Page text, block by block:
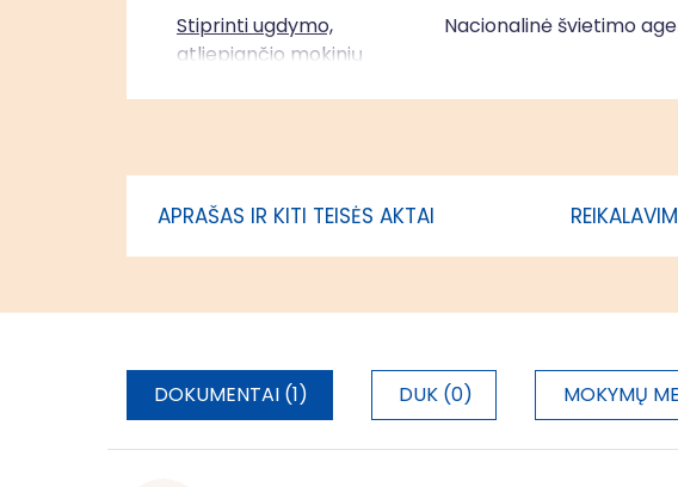
Stiprinti ugdymo,
atliepiančio mokinių
Nacionalinė švietimo
amžių ir poreikius,
kokybę Vidurio ir vakarų
amžių ir poreikius,
kokybę Sostinės regione
APRAŠAS IR KITI TEISĖS AKTAI
DOKUMENTAI (1) DUK (0) MOKYMŲ